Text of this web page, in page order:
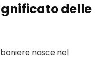
delle
nasce nel